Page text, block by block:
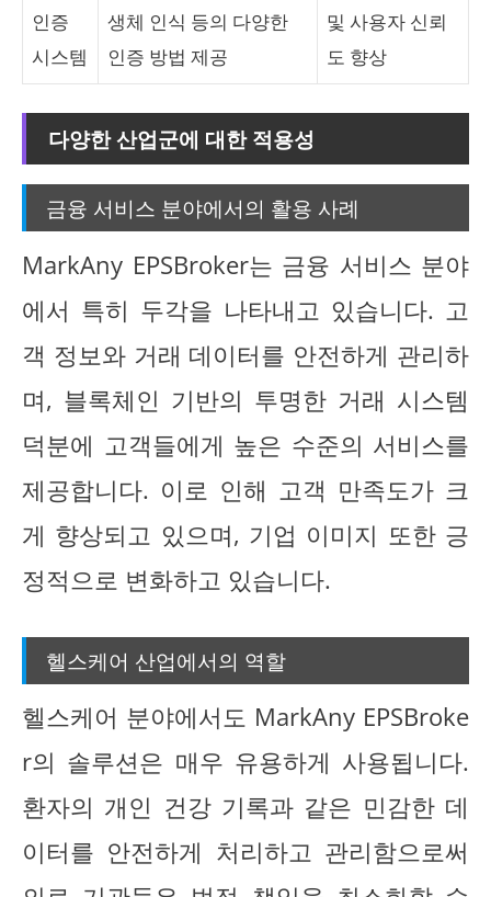
인증
시스템
생체 인식 등의 다양한
인증 방법 제공
및 사용자 신뢰
도 향상
다양한 산업군에 대한 적용성
금융 서비스 분야에서의 활용 사례
MarkAny EPSBroker는 금융 서비스 분야
에서 특히 두각을 나타내고 있습니다. 고
객 정보와 거래 데이터를 안전하게 관리하
며, 블록체인 기반의 투명한 거래 시스템
덕분에 고객들에게 높은 수준의 서비스를
제공합니다. 이로 인해 고객 만족도가 크
게 향상되고 있으며, 기업 이미지 또한 긍
정적으로 변화하고 있습니다.
헬스케어 산업에서의 역할
헬스케어 분야에서도 MarkAny EPSBroke
r의 솔루션은 매우 유용하게 사용됩니다.
환자의 개인 건강 기록과 같은 민감한 데
이터를 안전하게 처리하고 관리함으로써